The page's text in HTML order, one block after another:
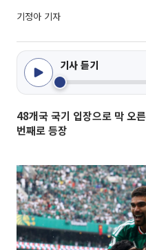
기정아 기자
기사 듣기
48개국 국기 입장으로 막 오
번째로 등장